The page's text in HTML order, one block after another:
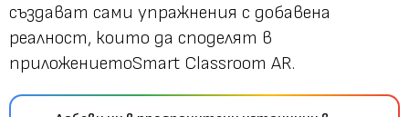
създават сами упражнения с добавена
реалност, които да споделят в
приложениетоSmart Classroom AR.